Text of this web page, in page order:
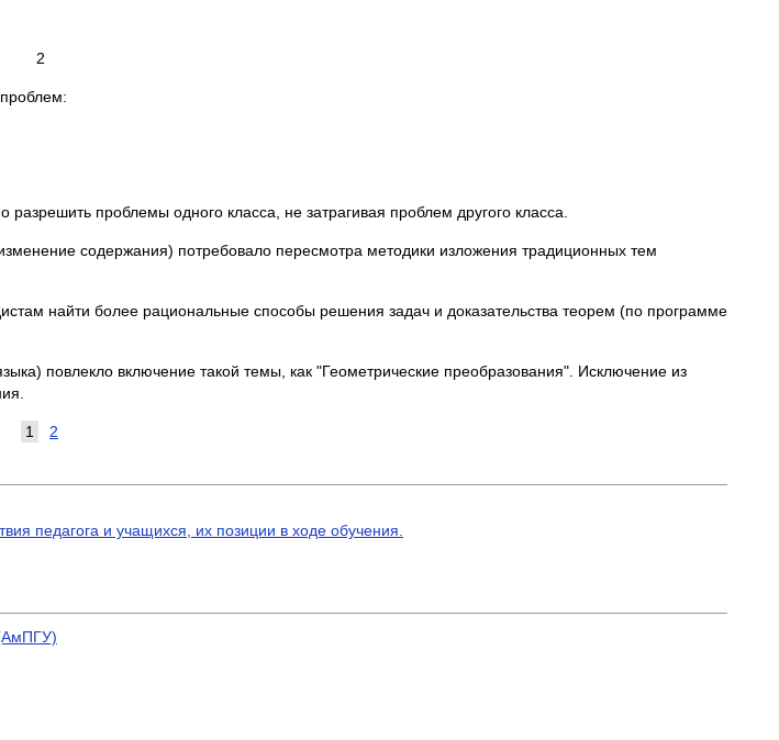
2
проблемы одного класса, не затрагивая проблем другого класса.
содержания) потребовало пересмотра методики изложения традиционных тем
найти более рациональные способы решения задач и доказательства теорем (по программе
повлекло включение такой темы, как "Геометрические преобразования". Исключение из
1 2
педагога и учащихся, их позиции в ходе обучения.
(АмПГУ)